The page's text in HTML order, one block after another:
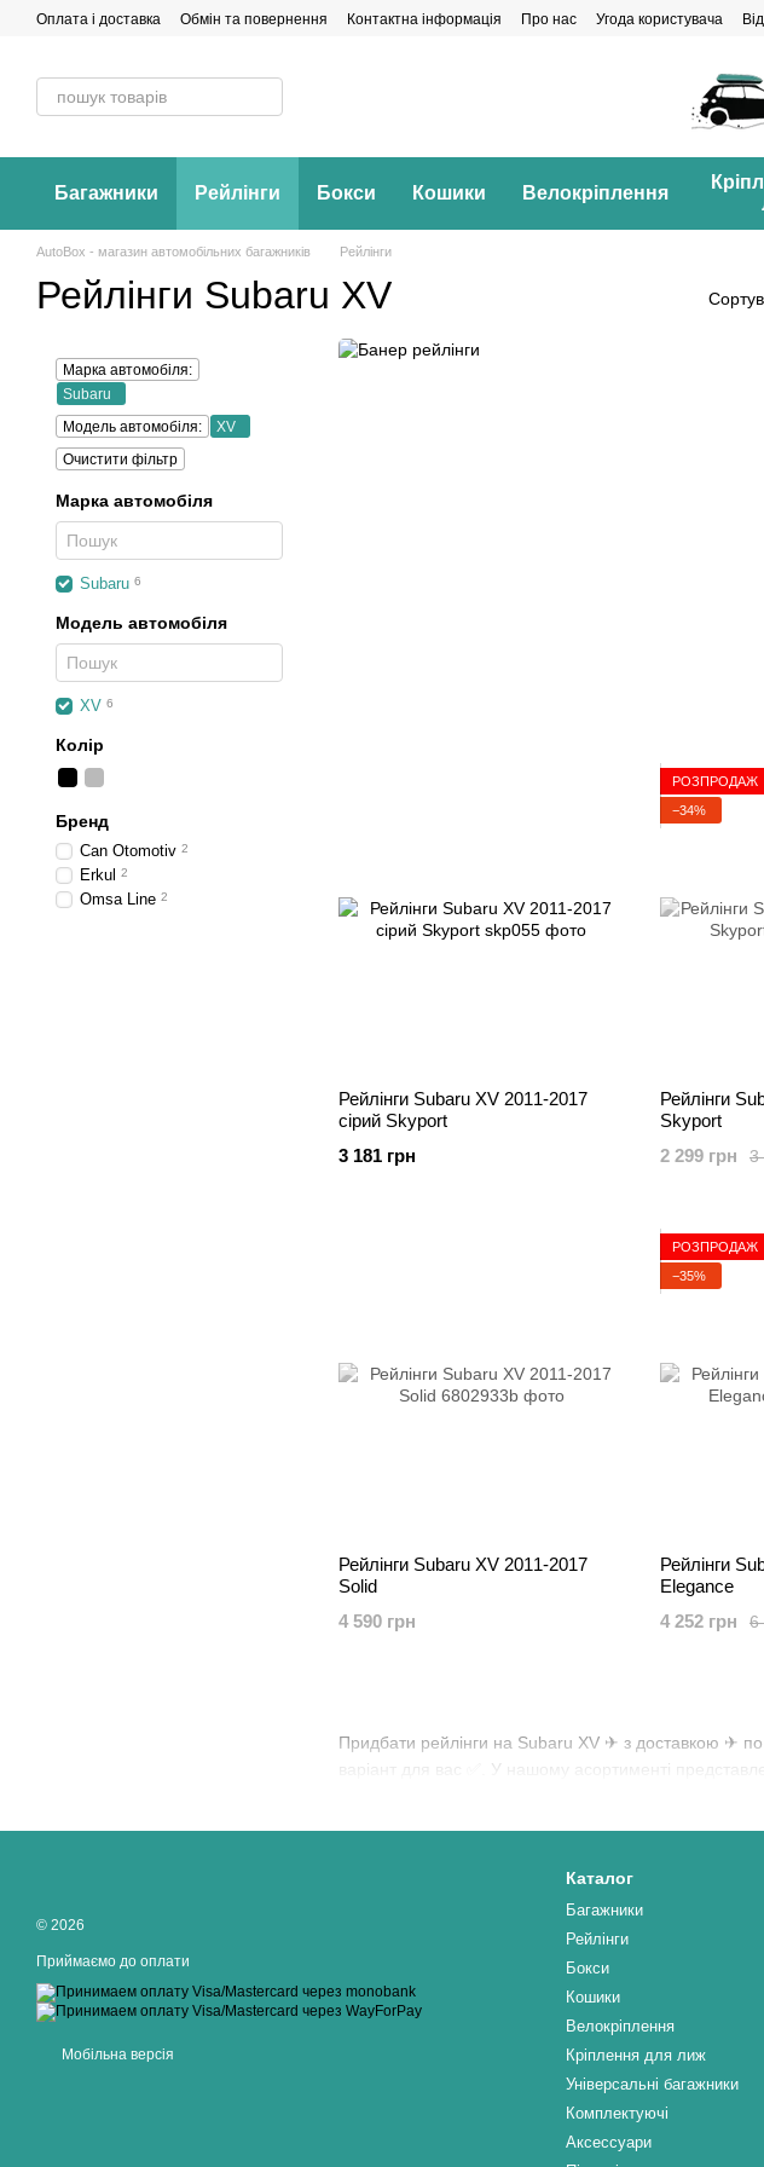
Перейти до основного контенту
Оплата і доставка Обмін та повернення Контактна інформація Про нас Угода користувача
Багажники Рейлінги Бокси Кошики Велокріплення
AutoBox - магазин автомобільних багажників Рейлінги
Рейлінги Subaru XV
Придбати рейлінги на Subaru XV ✈ з доставкою ✈
варіант для вас ✅. У нашому асортименті
Рейлінги Subaru XV 2011-2017
сірий Skyport
3 181 грн
РОЗПРОДАЖ
−34%
Рейлінги
Skyport
3
2 299 грн
Рейлінги Subaru XV 2011-2017
Solid
4 590 грн
РОЗПРОДАЖ
−35%
Рейлінги
Elegance
6
4 252 грн
Марка автомобіля:
Subaru
Модель автомобіля:
XV
Очистити фільтр
Марка автомобіля
Subaru 6
Модель автомобіля
XV 6
Колір
Бренд
Can Otomotiv 2
Erkul 2
Omsa Line 2
© 2026
Приймаємо до оплати
Мобільна версія
Каталог
Багажники
Рейлінги
Бокси
Кошики
Велокріплення
Кріплення для лиж
Універсальні багажники
Комплектуючі
Аксессуари